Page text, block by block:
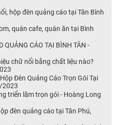
hộp đèn quảng cáo tại Tân Bình
quán cafe, quán ăn tại Bình
QUẢNG CÁO TẠI BÌNH TÂN -
chữ nổi bằng chất liệu nào?
Đèn Quảng Cáo Trọn Gói Tại
2023
triển lãm trọn gói - Hoàng Long
đèn quảng cáo tại Tân Phú,